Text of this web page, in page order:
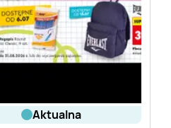
aktualna